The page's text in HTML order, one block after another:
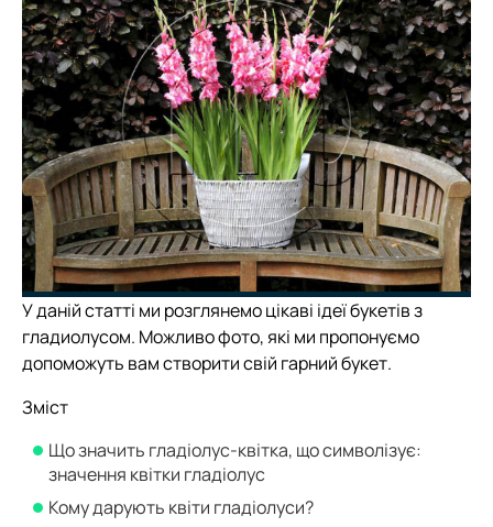
У даній статті ми розглянемо цікаві ідеї букетів з
гладиолусом. Можливо фото, які ми пропонуємо
допоможуть вам створити свій гарний букет.
Зміст
Що значить гладіолус-квітка, що символізує:
значення квітки гладіолус
Кому дарують квіти гладіолуси?